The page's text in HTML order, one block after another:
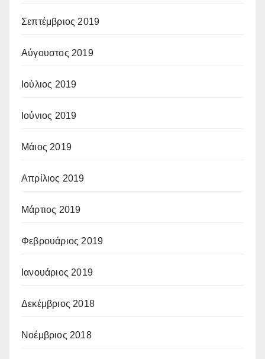
Σεπτέμβριος 2019
Αύγουστος 2019
Ιούλιος 2019
Ιούνιος 2019
Μάιος 2019
Απρίλιος 2019
Μάρτιος 2019
Φεβρουάριος 2019
Ιανουάριος 2019
Δεκέμβριος 2018
Νοέμβριος 2018